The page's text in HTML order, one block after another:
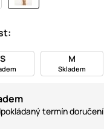
S M
Skladem
termín doručení